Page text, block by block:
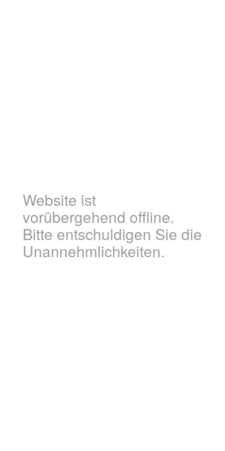
Website ist
vorübergehend offline.
Bitte entschuldigen Sie die
Unannehmlichkeiten.